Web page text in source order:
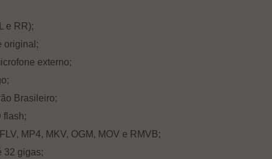
e RR);
original;
externo;
Brasileiro;
flash;
MP4, MKV, OGM, MOV e RMVB;
32 gigas;